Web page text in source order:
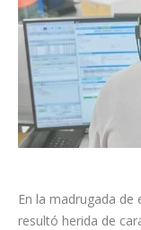
En la madrugada
resultó herida de